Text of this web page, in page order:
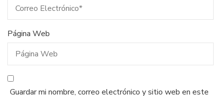
Página Web
Guardar mi nombre, correo electrónico y sitio web en este